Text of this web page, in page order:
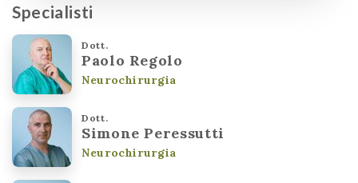
Specialisti
Dott.
Paolo Regolo
Neurochirurgia
Dott.
Simone Peressutti
Neurochirurgia